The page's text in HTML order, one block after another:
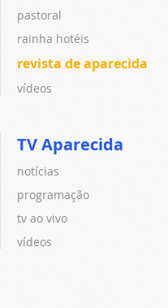
pastoral
rainha hotéis
revista de aparecida
vídeos
TV Aparecida
notícias
programação
tv ao vivo
vídeos